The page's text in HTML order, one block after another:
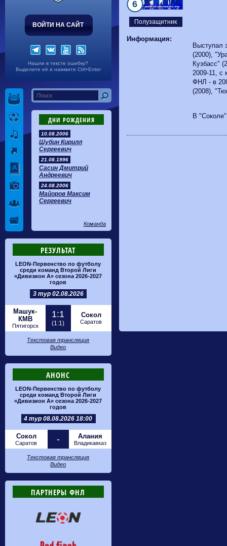
ВОЙТИ НА САЙТ
Нашли в тексте ошибку?
Выделите её и нажмите Ctrl+Enter
ДНИ РОЖДЕНИЯ
10.08.2006
Шубин Кирилл
Сергеевич
21.08.1996
Сасин Дмитрий
Андреевич
24.08.2006
Майоров Максим
Сергеевич
Команда
РЕЗУЛЬТАТ
LEON-Первенство по футболу
среди команд Второй Лиги
«Дивизион А» сезона 2026-2027
годов
3 тур 02.08.2026
Машук-
КМВ
Пятигорск
1:1
(1:1)
Сокол
Саратов
Текстовая трансляция
Видео
АНОНС
LEON-Первенство по футболу
среди команд Второй Лиги
«Дивизион А» сезона 2026-2027
годов
4 тур 08.08.2026 18:00
Сокол
Саратов - Алания
Владикавказ
Текстовая трансляция
Видео
ПАРТНЕРЫ ФНЛ
Полузащитник
6
Информация:
Выступал
(2000),
Кузбасс"
2009-11, с
ФНЛ - в
(2008),
В
Калуга
0-1 Сибирь